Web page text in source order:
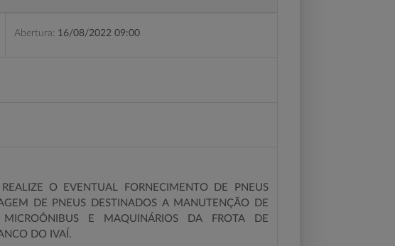
Abertura: 16/08/2022 09:00
O EVENTUAL FORNECIMENTO DE PNEUS
DE PNEUS DESTINADOS A MANUTENÇÃO DE
MICROÔNIBUS E MAQUINÁRIOS DA FROTA DE
DO IVAÍ.